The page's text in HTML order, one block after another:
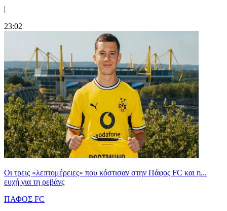
|
23:02
Οι τρεις «λεπτομέρειες» που κόστισαν στην Πάφος FC και η...
ευχή για τη ρεβάνς
ΠΑΦΟΣ FC